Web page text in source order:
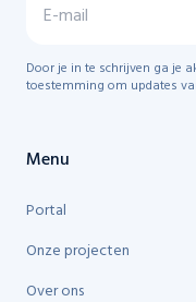
Door je in te schrijven ga je
toestemming om updates
Menu
Portal
Onze projecten
Over ons